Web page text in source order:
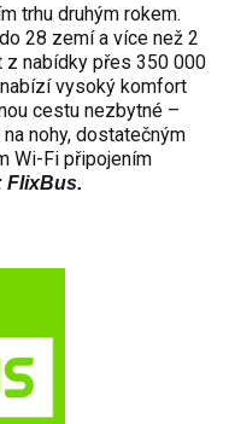
trhu druhým rokem.
28 zemí a více než 2
z nabídky přes 350 000
vysoký komfort
cestu nezbytné –
nohy, dostatečným
Wi-Fi připojením
FlixBus.